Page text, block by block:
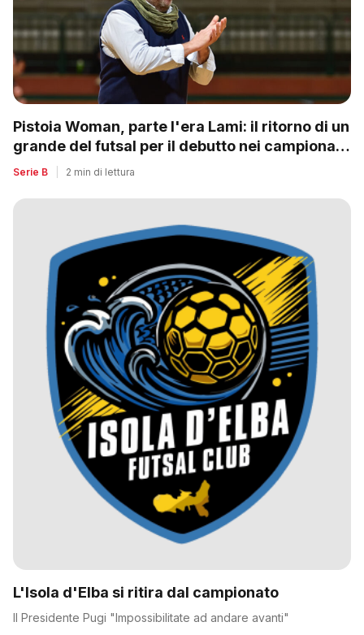
Pistoia Woman, parte l'era Lami: il ritorno di un
grande del futsal per il debutto nei campionati
nazionali
Serie B 2 min di lettura
L'Isola d'Elba si ritira dal campionato
Il Presidente Pugi "Impossibilitate ad andare avanti"